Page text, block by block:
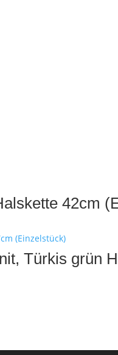
42cm
Türkis grün